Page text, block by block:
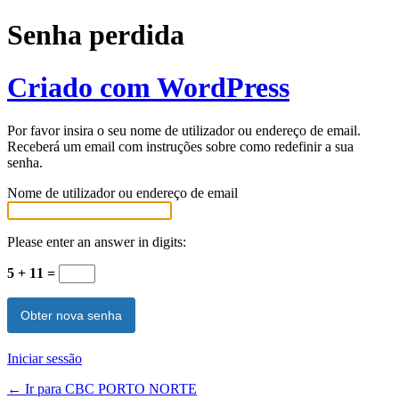
Senha perdida
Criado com WordPress
Por favor insira o seu nome de utilizador ou endereço de email.
Receberá um email com instruções sobre como redefinir a sua
senha.
Nome de utilizador ou endereço de email
Please enter an answer in digits:
5 + 11 =
Iniciar sessão
← Ir para CBC PORTO NORTE